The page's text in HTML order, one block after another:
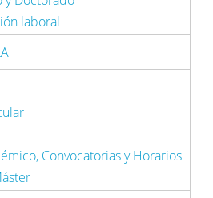
laboral
Convocatorias y Horarios